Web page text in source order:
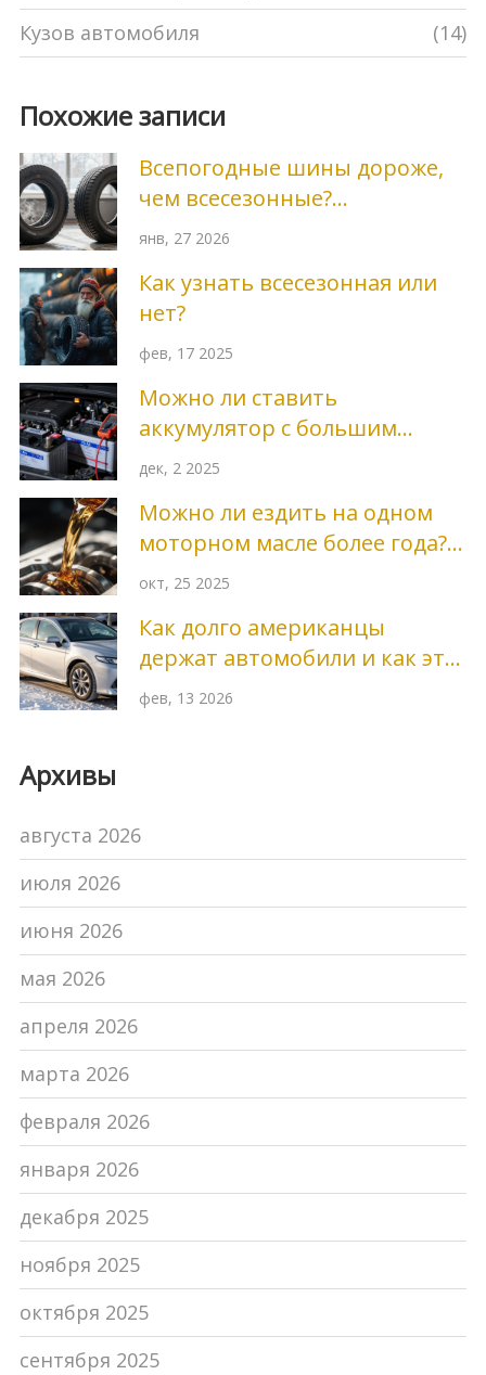
Кузов автомобиля
(14)
Похожие записи
Всепогодные шины дороже,
чем всесезонные?
Разбираемся в ценах и
янв, 27 2026
Как узнать всесезонная или
нет?
фев, 17 2025
Можно ли ставить
аккумулятор с большим
ампер-часами: плюсы,
дек, 2 2025
Можно ли ездить на одном
моторном масле более года?
Плюсы и минусы
окт, 25 2025
Как долго американцы
держат автомобили и как это
влияет на срок службы кузова
фев, 13 2026
Архивы
августа 2026
июля 2026
июня 2026
мая 2026
апреля 2026
марта 2026
февраля 2026
января 2026
декабря 2025
ноября 2025
октября 2025
сентября 2025